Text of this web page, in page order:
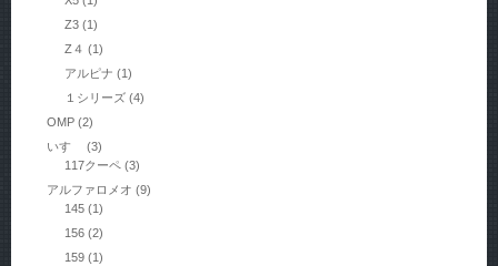
Z3 (1)
Z４ (1)
アルピナ (1)
１シリーズ (4)
OMP(2)
いすゞ
(3)
117クーペ (3)
アルファロメオ (9)
145 (1)
156 (2)
159 (1)